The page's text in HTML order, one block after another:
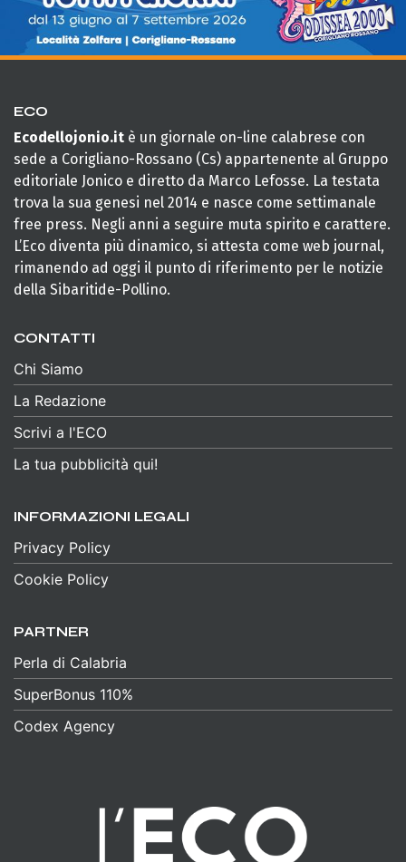
ECO
Ecodellojonio.it è un giornale on-line calabrese con
sede a Corigliano-Rossano (Cs) appartenente al Gruppo
editoriale Jonico e diretto da Marco Lefosse. La testata
trova la sua genesi nel 2014 e nasce come settimanale
free press. Negli anni a seguire muta spirito e carattere.
L’Eco diventa più dinamico, si attesta come web journal,
rimanendo ad oggi il punto di riferimento per le notizie
della Sibaritide-Pollino.
CONTATTI
Chi Siamo
La Redazione
Scrivi a l'ECO
La tua pubblicità qui!
INFORMAZIONI LEGALI
Privacy Policy
Cookie Policy
PARTNER
Perla di Calabria
SuperBonus 110%
Codex Agency